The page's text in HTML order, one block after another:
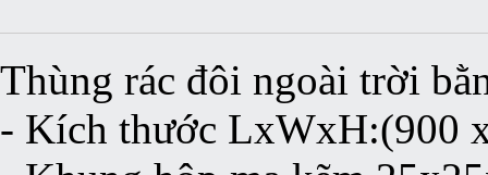
Thùng rác đôi ngoài trời
- Kích thước LxWxH:(900